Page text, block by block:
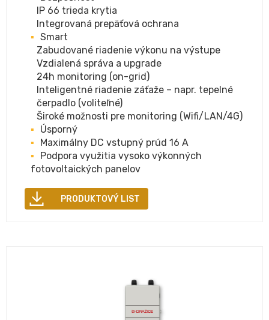
IP 66 trieda krytia
Integrovaná prepäťová ochrana
Smart
Zabudované riadenie výkonu na výstupe
Vzdialená správa a upgrade
24h monitoring (on-grid)
Inteligentné riadenie záťaže – napr. tepelné
čerpadlo (voliteľné)
Široké možnosti pre monitoring (Wifi/LAN/4G)
Úsporný
Maximálny DC vstupný prúd 16 A
Podpora využitia vysoko výkonných
fotovoltaických panelov
PRODUKTOVÝ LIST